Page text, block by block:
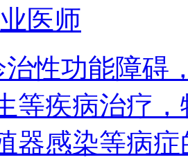
医师
治性功能障碍
等疾病治疗
器感染等病